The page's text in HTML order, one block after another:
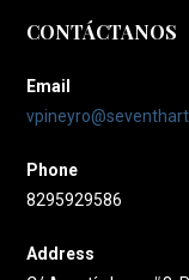
CONTÁCTANOS
Email
Phone
8295929586
Address